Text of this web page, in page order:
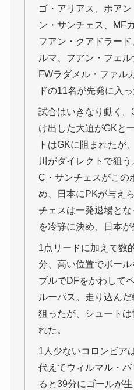
ゴ・アリアス、ホア
ン・サンチェス、MF
フアン・クアドラー
ルマ、フアン・フェル
FWラダメル・ファル
ドの11名が先発に入っ
試合はいきなり動く
け出した大迫がGKと
トはGKに阻まれたが
川がダイレクトで狙
C・サンチェスがこの
め、日本にPKが与え
チェスは一発退場と
を冷静に決め、日本が
1点リードに加えて数
分、高い位置でボー
ブルでDFをかわして
ルーパス。走り込ん
狙ったが、シュート
れた。
1人少ないコロンビア
代えてウィルマル・
ると39分にゴールが